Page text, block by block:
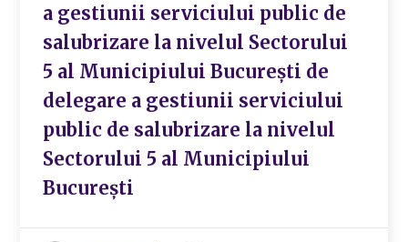
a gestiunii serviciului public de
salubrizare la nivelul Sectorului
5 al Municipiului București de
delegare a gestiunii serviciului
public de salubrizare la nivelul
Sectorului 5 al Municipiului
București